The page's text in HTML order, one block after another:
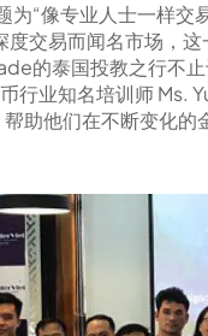
为“像专业人士一样
交易而闻名市场，
的泰国投教之行不
行业知名培训师
助他们在不断变化的